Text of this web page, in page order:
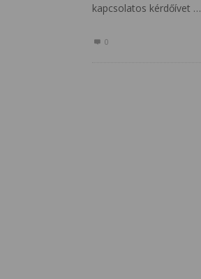
kapcsolatos kérdőívet …
0